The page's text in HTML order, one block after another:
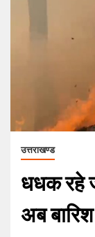
उत्तराखण्ड
धधक रहे
अब